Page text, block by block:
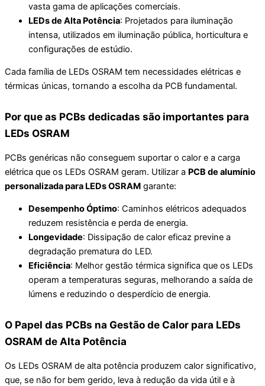
vasta gama de aplicações comerciais.
LEDs de Alta Potência: Projetados para iluminação
intensa, utilizados em iluminação pública, horticultura e
configurações de estúdio.
Cada família de LEDs OSRAM tem necessidades elétricas e
térmicas únicas, tornando a escolha da PCB fundamental.
Por que as PCBs dedicadas são importantes para
LEDs OSRAM
PCBs genéricas não conseguem suportar o calor e a carga
elétrica que os LEDs OSRAM geram. Utilizar a PCB de alumínio
personalizada para LEDs OSRAM garante:
Desempenho Óptimo: Caminhos elétricos adequados
reduzem resistência e perda de energia.
Longevidade: Dissipação de calor eficaz previne a
degradação prematura do LED.
Eficiência: Melhor gestão térmica significa que os LEDs
operam a temperaturas seguras, melhorando a saída de
lúmens e reduzindo o desperdício de energia.
O Papel das PCBs na Gestão de Calor para LEDs
OSRAM de Alta Potência
Os LEDs OSRAM de alta potência produzem calor significativo,
que, se não for bem gerido, leva à redução da vida útil e à